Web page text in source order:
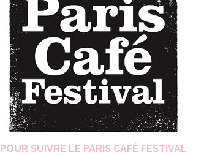
POUR SUIVRE LE PARIS CAFÉ FESTIVAL